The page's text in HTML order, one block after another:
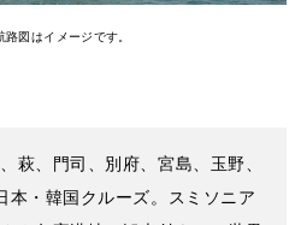
図はイメージです。
萩、門司、別府、宮島、玉野、
本・韓国クルーズ。スミソニア